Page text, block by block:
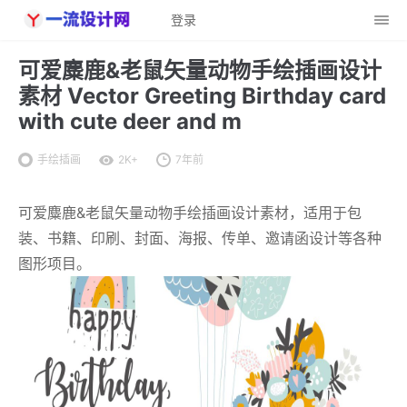
登录
可爱麋鹿&老鼠矢量动物手绘插画设计
素材 Vector Greeting Birthday card
with cute deer and m
手绘插画 2K+ 7年前
可爱麋鹿&老鼠矢量动物手绘插画设计素材，适用于包
装、书籍、印刷、封面、海报、传单、邀请函设计等各种
图形项目。